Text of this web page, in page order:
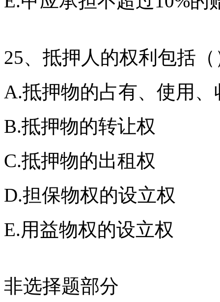
25、抵押人的权利包括
A.抵押物的占有、使用、
B.抵押物的转让权
C.抵押物的出租权
D.担保物权的设立权
E.用益物权的设立权
非选择题部分